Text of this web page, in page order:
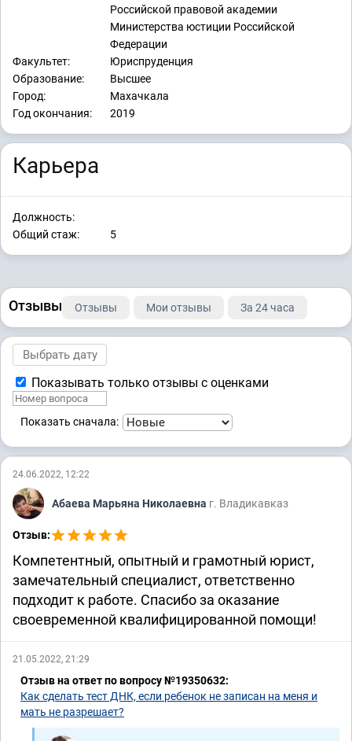
Российской правовой академии
Министерства юстиции Российской
Федерации
Факультет:
Юриспруденция
Образование:
Высшее
Город:
Махачкала
Год окончания:
2019
Карьера
Должность:
Общий стаж:
5
Отзывы Отзывы Мои отзывы За 24 часа
Показывать только отзывы с оценками
Показать сначала:
24.06.2022, 12:22
Абаева Марьяна Николаевна г. Владикавказ
Отзыв:
Компетентный, опытный и грамотный юрист,
замечательный специалист, ответственно
подходит к работе. Спасибо за оказание
своевременной квалифицированной помощи!
21.05.2022, 21:29
Отзыв на ответ по вопросу №19350632:
Как сделать тест ДНК, если ребенок не записан на меня и
мать не разрешает?